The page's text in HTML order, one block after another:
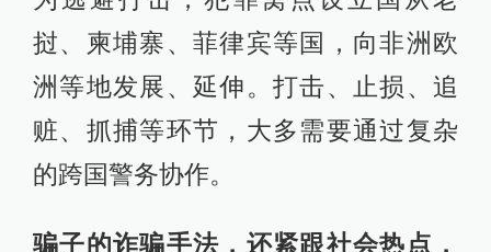
挝、柬埔寨、菲律宾等国，向非洲欧
洲等地发展、延伸。打击、止损、追
赃、抓捕等环节，大多需要通过复杂
的跨国警务协作。
骗子的诈骗手法，还紧跟社会热点，